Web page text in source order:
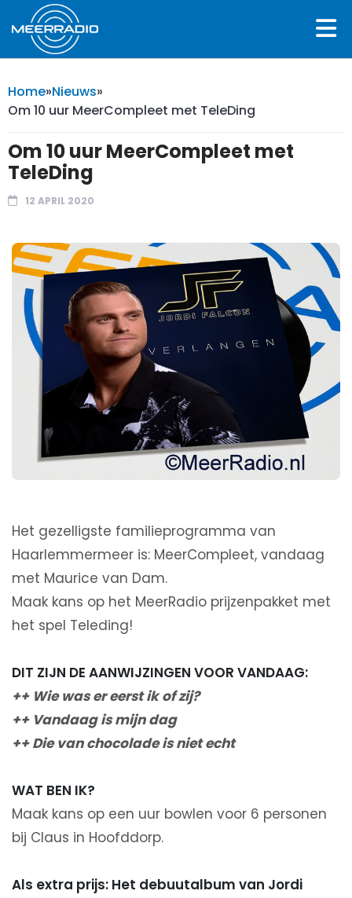
Home»Nieuws»
Om 10 uur MeerCompleet met TeleDing
Om 10 uur MeerCompleet met
TeleDing
12 APRIL 2020
Het gezelligste familieprogramma van
Haarlemmermeer is: MeerCompleet, vandaag
met Maurice van Dam.
Maak kans op het MeerRadio prijzenpakket met
het spel Teleding!
DIT ZIJN DE AANWIJZINGEN VOOR VANDAAG:
++ Wie was er eerst ik of zij?
++ Vandaag is mijn dag
++ Die van chocolade is niet echt
WAT BEN IK?
Maak kans op een uur bowlen voor 6 personen
bij Claus in Hoofddorp.
Als extra prijs: Het debuutalbum van Jordi